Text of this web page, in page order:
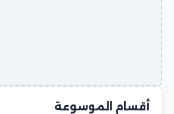
أقسام الموسوعة